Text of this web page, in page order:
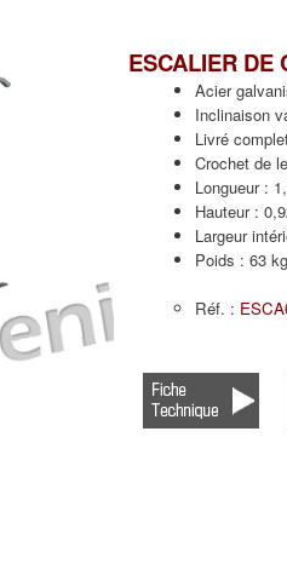
ESCALIER DE
Acier
Inclinaison
Livré
Crochet de
Longueur :
Hauteur :
Largeur
Poids : 63
Réf. :